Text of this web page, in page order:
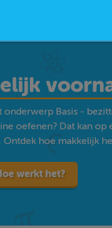
Basis -
oefenen? Dat kan op
hoe makkelijk
werkt het?